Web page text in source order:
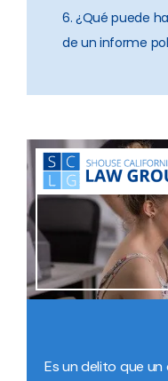
6. ¿Qué puede
de un informe
Es un delito que